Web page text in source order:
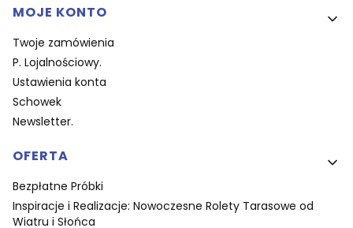
MOJE KONTO
Twoje zamówienia
P. Lojalnościowy.
Ustawienia konta
Schowek
Newsletter.
OFERTA
Bezpłatne Próbki
Inspiracje i Realizacje: Nowoczesne Rolety Tarasowe od
Wiatru i Słońca